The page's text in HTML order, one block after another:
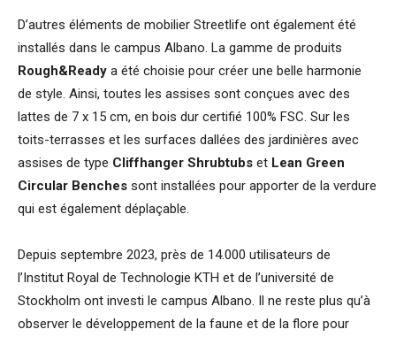
D’autres éléments de mobilier Streetlife ont également été
installés dans le campus Albano. La gamme de produits
Rough&Ready a été choisie pour créer une belle harmonie
de style. Ainsi, toutes les assises sont conçues avec des
lattes de 7 x 15 cm, en bois dur certifié 100% FSC. Sur les
toits-terrasses et les surfaces dallées des jardinières avec
assises de type Cliffhanger Shrubtubs et Lean Green
Circular Benches sont installées pour apporter de la verdure
qui est également déplaçable.
Depuis septembre 2023, près de 14.000 utilisateurs de
l’Institut Royal de Technologie KTH et de l’université de
Stockholm ont investi le campus Albano. Il ne reste plus qu’à
observer le développement de la faune et de la flore pour